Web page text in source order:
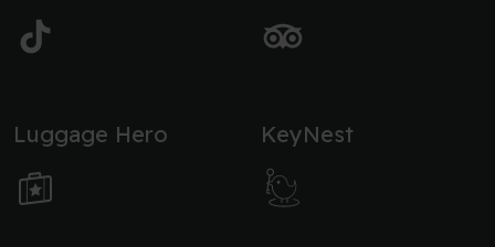
Luggage Hero KeyNest